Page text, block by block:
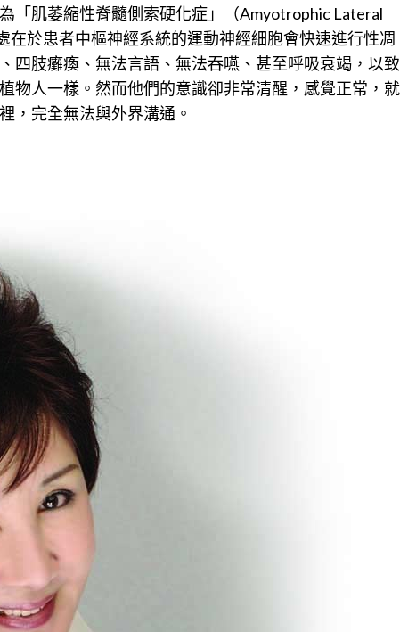
「肌萎縮性脊髓側索硬化症」（Amyotrophic Lateral
在於患者中樞神經系統的運動神經細胞會快速進行性凋
四肢癱瘓、無法言語、無法吞嚥、甚至呼吸衰竭，以致
物人一樣。然而他們的意識卻非常清醒，感覺正常，就
，完全無法與外界溝通。